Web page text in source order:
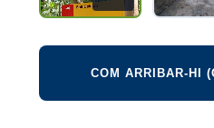
COM ARRIBAR-HI